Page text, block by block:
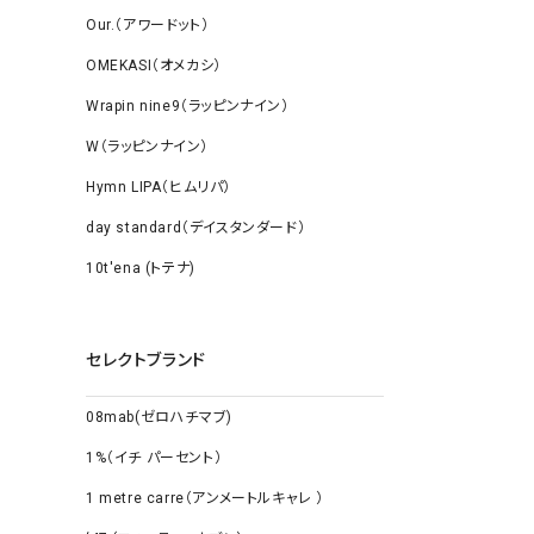
Our.（アワードット）
OMEKASI（オメカシ）
Wrapin nine9（ラッピンナイン）
W（ラッピンナイン）
Hymn LIPA（ヒムリパ）
day standard（デイスタンダード）
10t'ena (トテナ)
セレクトブランド
08mab(ゼロハチマブ)
1%（イチ パーセント）
1 metre carre（アンメートルキャレ ）